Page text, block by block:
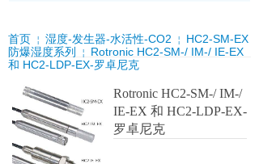
首页 ￤ 湿度-发生器-水活性-CO2 ￤
HC2-SM-EX
防爆湿度系列
￤
Rotronic HC2-SM-/ IM-/ IE-EX
和 HC2-LDP-EX-罗卓尼克
Rotronic HC2-SM-/ IM-/
IE-EX 和 HC2-LDP-EX-
罗卓尼克